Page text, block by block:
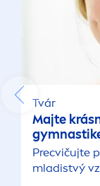
Tvár
Majte
Precvičujte
mladistvý